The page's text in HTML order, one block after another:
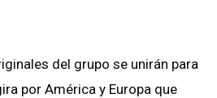
del grupo se unirán para
por América y Europa que